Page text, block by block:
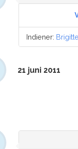
Indiener:
21 juni 2011